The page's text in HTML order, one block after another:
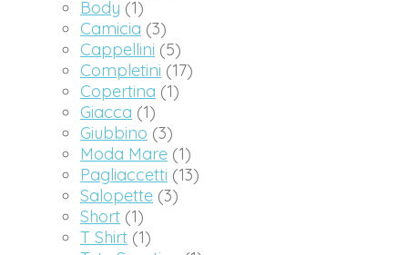
Body (1)
Camicia (3)
Cappellini (5)
Completini (17)
Copertina (1)
Giacca (1)
Giubbino (3)
Moda Mare (1)
Pagliaccetti (13)
Salopette (3)
Short (1)
T Shirt (1)